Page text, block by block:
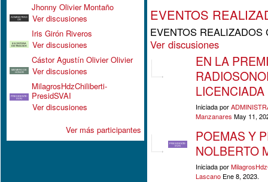
ADMINISTRAD
OR
Jhonny Olivier Montaño
Ver discusiones
ESCRITORA
DISTINGUIDA
Iris Girón Riveros
Ver discusiones
MIEMBRO DE
HONOR
Cástor Agustín Olivier Olivier
Ver discusiones
PRESIDENTE-
SVAI
MilagrosHdzChiliberti-
PresidSVAI
Ver discusiones
Ver más participantes
EVENTOS
EVENTOS REALIZADOS
Ver discusiones
EN LA
Iniciada por
Manzanares May 11,
PRESIDENTE-
SVAI
POEMAS Y
NOLBERTO
Iniciada por
Lascano Ene 8, 2023.